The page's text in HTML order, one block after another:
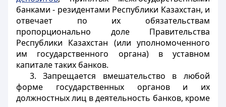
банками - резидентами Республики Казахстан, и
отвечает по их обязательствам
пропорционально доле Правительства
Республики Казахстан (или уполномоченного
им государственного органа) в уставном
капитале таких банков.
3. Запрещается вмешательство в любой
форме государственных органов и их
должностных лиц в деятельность банков, кроме